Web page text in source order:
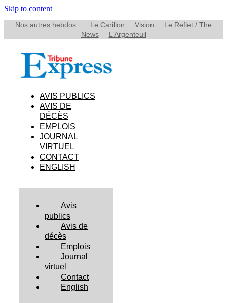
Skip to content
Nos autres hebdos: Le Carillon Vision
Le Reflet / The
News
L’Argenteuil
AVIS PUBLICS
AVIS DE
DÉCÈS
EMPLOIS
JOURNAL
VIRTUEL
CONTACT
ENGLISH
Avis
publics
Avis de
décès
Emplois
Journal
virtuel
Contact
English